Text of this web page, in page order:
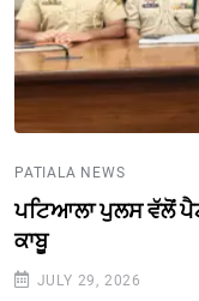
PATIALA NEWS
ਪਟਿਆਲਾ ਪੁਲਸ ਵੱਲੋਂ
ਕਾਬੂ
JULY 29, 2026